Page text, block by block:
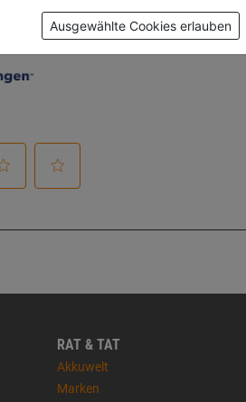
RAT & TAT
Akkuwelt
Marken
Ausgewählte Cookies erlauben